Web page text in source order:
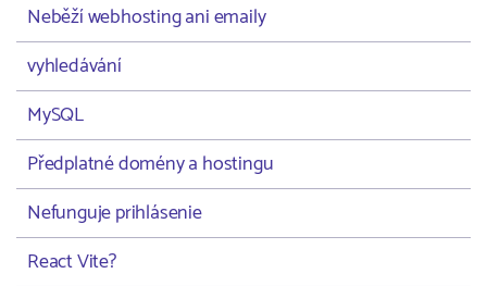
Neběží webhosting ani emaily
vyhledávání
MySQL
Předplatné domény a hostingu
Nefunguje prihlásenie
React Vite?